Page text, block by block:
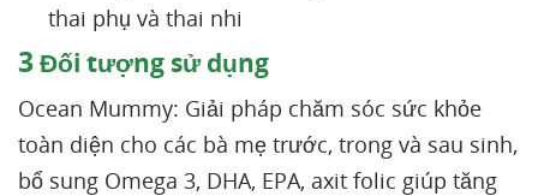
thai phụ và thai nhi
3Đối tượng sử dụng
Ocean Mummy: Giải pháp chăm sóc sức khỏe
toàn diện cho các bà mẹ trước, trong và sau sinh,
bổ sung Omega 3, DHA, EPA, axit folic giúp tăng